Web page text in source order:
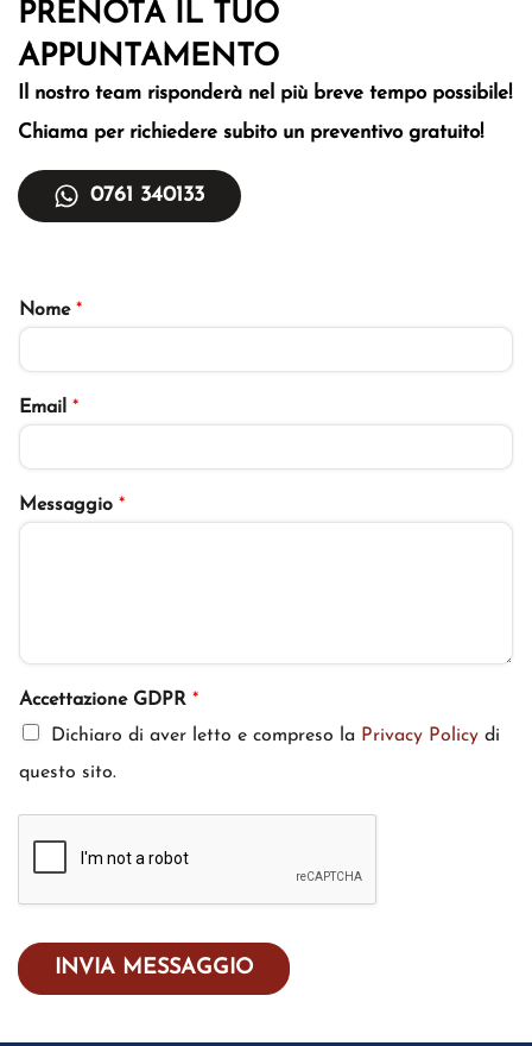
PRENOTA IL TUO
APPUNTAMENTO
Il nostro team risponderà nel più breve tempopossibile!
Chiama per richiedere subito un preventivo gratuito!
0761 340133
Nome *
Email *
Messaggio *
Accettazione GDPR *
Dichiaro di aver letto e compreso la Privacy Policy di
questo sito.
INVIA MESSAGGIO